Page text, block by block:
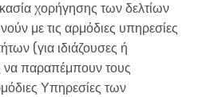
χορήγησης των δελτίων
με τις αρμόδιες υπηρεσίες
(για ιδιάζουσες ή
να παραπέμπουν τους
Υπηρεσίες των